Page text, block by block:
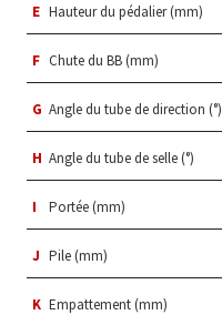
E Hauteur du pédalier (mm)
F Chute du BB (mm)
G Angle du tube de direction (°)
H Angle du tube de selle (°)
I Portée (mm)
J Pile (mm)
K Empattement (mm)